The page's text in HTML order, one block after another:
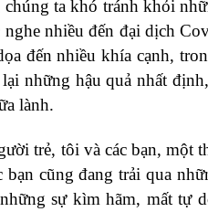
ta khó tránh khỏi
nghe nhiều đến đại dịch
đến nhiều khía cạnh,
những hậu quả nhất
lành.
trẻ, tôi và các bạn, một
bạn cũng đang trải qua
sự kìm hãm, mất tự